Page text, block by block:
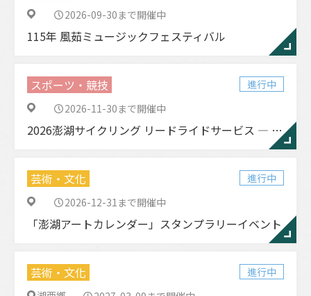
2026-09-30まで開催中
115年 風茹ミュージックフェスティバル
スポーツ・競技
進行中
2026-11-30まで開催中
2026澎湖サイクリング リードライドサービス ― 春季／秋季
芸術・文化
進行中
2026-12-31まで開催中
「澎湖アートカレンダー」スタンプラリーイベント
芸術・文化
進行中